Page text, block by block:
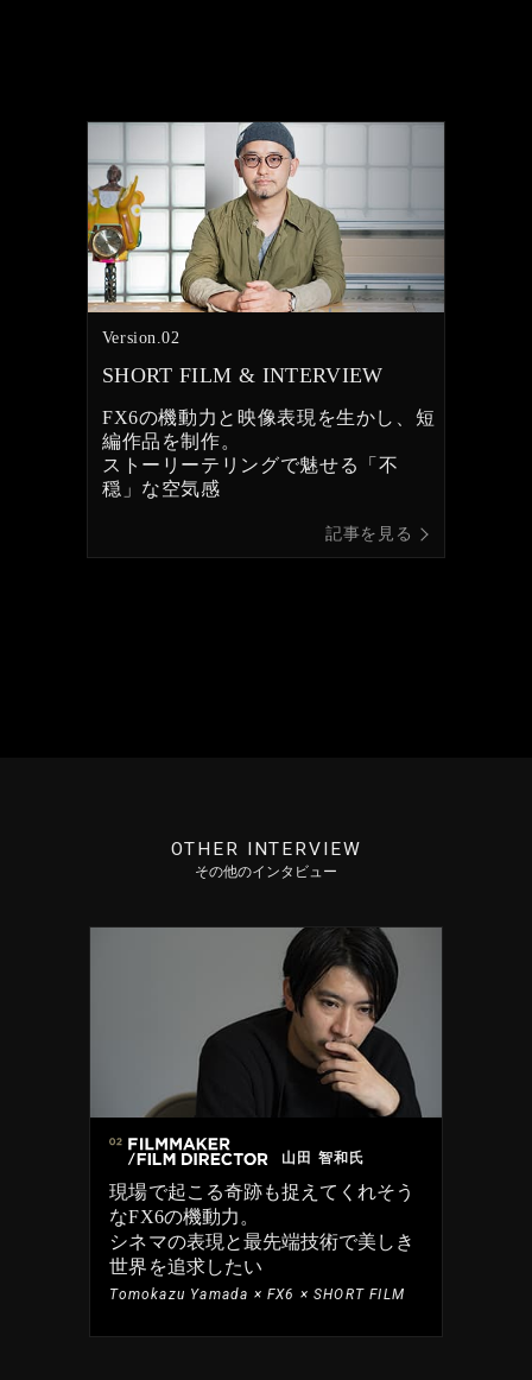
Version.02
SHORT FILM & INTERVIEW
FX6の機動力と映像表現を生かし、短
編作品を制作。
ストーリーテリングで魅せる
「不
穏」な空気感
記事を見る
OTHER INTERVIEW
その他のインタビュー
山田 智和氏
現場で起こる奇跡も捉えてくれそう
なFX6の機動力。
シネマの表現と最先端技術で美しき
世界を追求したい
Tomokazu Yamada × FX6 × SHORT FILM